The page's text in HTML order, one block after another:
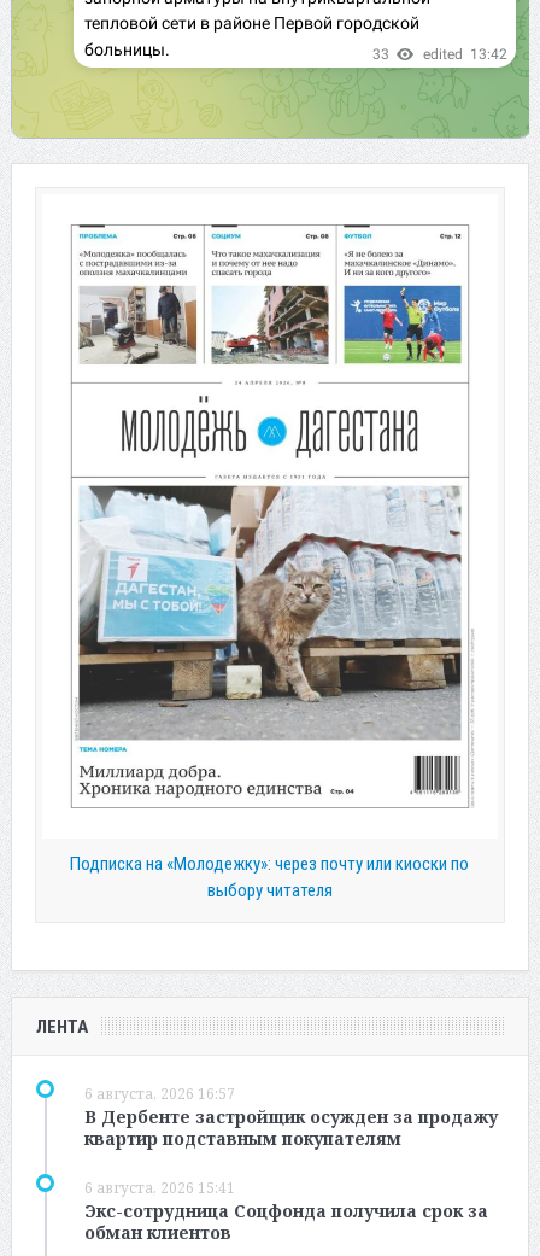
Подписка на «Молодежку»: через почту или киоски по
выбору читателя
ЛЕНТА
6 августа, 2026 16:57
В Дербенте застройщик осужден за продажу
квартир подставным покупателям
6 августа, 2026 15:41
Экс-сотрудница Соцфонда получила срок за
обман клиентов